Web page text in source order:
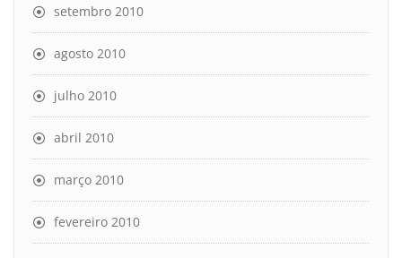
setembro 2010
agosto 2010
julho 2010
abril 2010
março 2010
fevereiro 2010